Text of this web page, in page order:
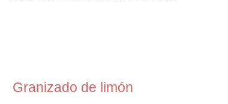
Granizado de limón